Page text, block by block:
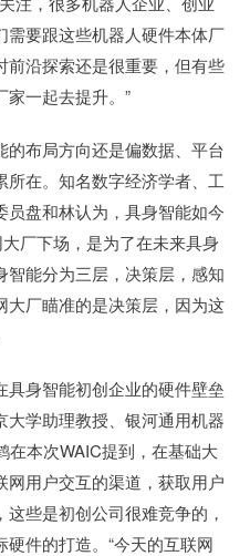
要跟这些机器人硬件本体厂
沿探索还是很重要，但有些
一起去提升。”
布局方向还是偏数据、平台
在。知名数字经济学者、工
盘和林认为，具身智能如今
厂下场，是为了在未来具身
能分为三层，决策层，感知
大厂瞄准的是决策层，因为这
身智能初创企业的硬件壁垒
大学助理教授、银河通用机器
在本次WAIC提到，在基础大
用户交互的渠道，获取用户
些是初创公司很难竞争的，
件的打造。“今天的互联网